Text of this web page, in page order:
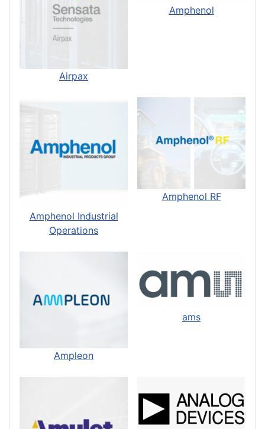
Airpax
Amphenol
Amphenol Industrial
Operations
Amphenol RF
Ampleon
ams